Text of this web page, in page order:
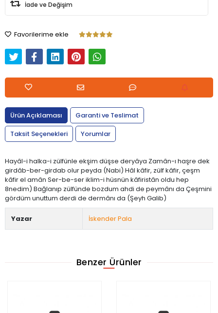
İade ve Değişim
Favorilerime ekle
Ürün Açıklaması
Garanti ve Teslimat
Taksit Seçenekleri
Yorumlar
Hayâl-i halka-i zülfünle ekşim düşse deryâya Zamân-ı haşre dek
girdâb-ber-girdab olur peyda (Nabi) Hâl kâfir, zülf kâfir, çeşm
kâfir el amân Ser-be-ser iklim-i hüsnün kâfiristân oldu hep
8nedim) Bağlanıp zülfünde bozdum ahdi de peymânı da Çeşmini
gördüm unuttum derdi de dermânı da (Şeyh Galib)
Yazar İskender Pala
Benzer Ürünler